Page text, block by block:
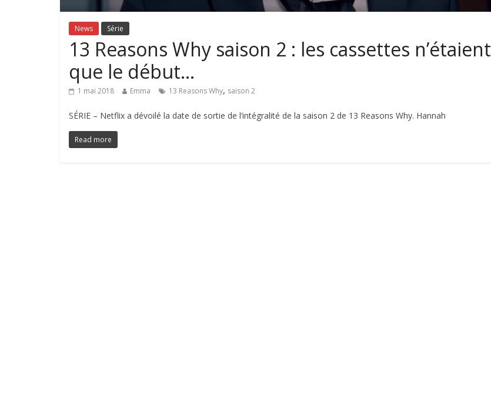
News Série
13 Reasons Why saison 2 : les cassettes n’étaient
que le début…
1 mai 2018 Emma 13 Reasons Why, saison 2
SÉRIE – Netflix a dévoilé la date de sortie de l’intégralité de la saison 2 de 13 Reasons Why. Hannah
Read more